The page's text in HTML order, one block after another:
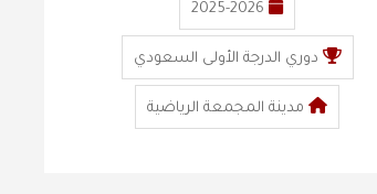
2025-2026
دوري الدرجة الأولى السعودي
مدينة المجمعة الرياضية